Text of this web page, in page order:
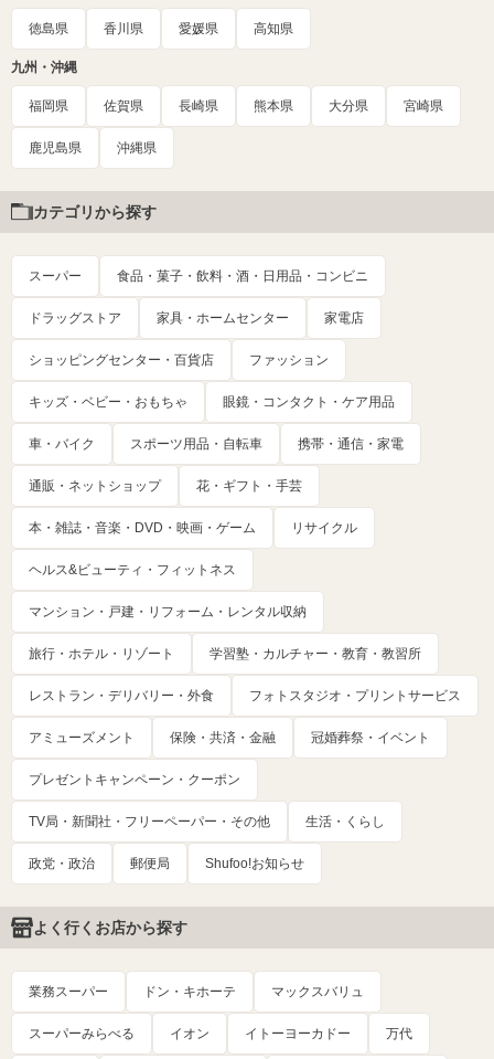
徳島県 香川県 愛媛県 高知県
九州・沖縄
福岡県 佐賀県 長崎県 熊本県 大分県 宮崎県
鹿児島県 沖縄県
カテゴリから探す
スーパー 食品・菓子・飲料・酒・日用品・コンビニ
ドラッグストア 家具・ホームセンター 家電店
ショッピングセンター・百貨店 ファッション
キッズ・ベビー・おもちゃ 眼鏡・コンタクト・ケア用品
車・バイク スポーツ用品・自転車 携帯・通信・家電
通販・ネットショップ 花・ギフト・手芸
本・雑誌・音楽・DVD・映画・ゲーム リサイクル
ヘルス&ビューティ・フィットネス
マンション・戸建・リフォーム・レンタル収納
旅行・ホテル・リゾート 学習塾・カルチャー・教育・教習所
レストラン・デリバリー・外食 フォトスタジオ・プリントサービス
アミューズメント 保険・共済・金融 冠婚葬祭・イベント
プレゼントキャンペーン・クーポン
TV局・新聞社・フリーペーパー・その他 生活・くらし
政党・政治 郵便局 Shufoo!お知らせ
よく行くお店から探す
業務スーパー ドン・キホーテ マックスバリュ
スーパーみらべる イオン イトーヨーカドー 万代